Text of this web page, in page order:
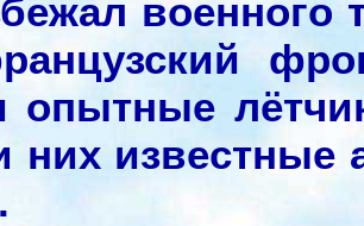
военного
опытные
них известные